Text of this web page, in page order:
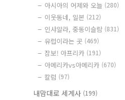
아시아의 어제와 오늘 (280)
이웃동네, 일본 (212)
인샤알라, 중동이슬람 (831)
유럽이라는 곳 (469)
잠보! 아프리카 (191)
아메리카vs아메리카 (670)
칼럼 (97)
내맘대로 세계사 (199)